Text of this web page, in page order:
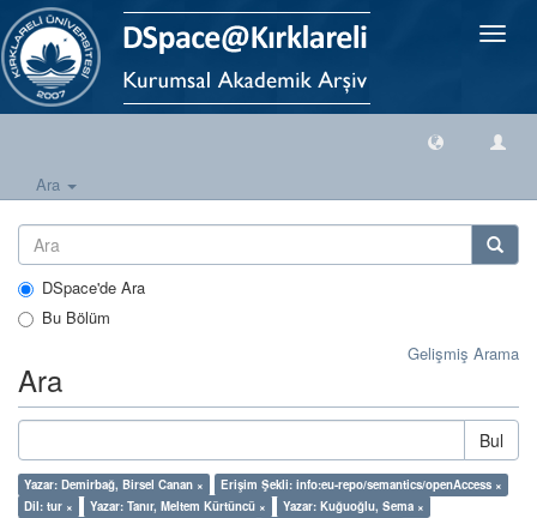
Geçiş
Ara
DSpace'de Ara
Bu Bölüm
Gelişmiş Arama
Ara
Bul
Yazar: Demirbağ, Birsel Canan ×
Erişim Şekli: info:eu-repo/semantics/openAccess ×
Dil: tur ×
Yazar: Tanır, Meltem Kürtüncü ×
Yazar: Kuğuoğlu, Sema ×